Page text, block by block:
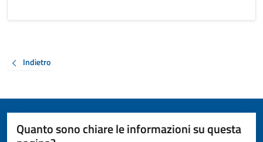
Indietro
Quanto sono chiare le informazioni su questa